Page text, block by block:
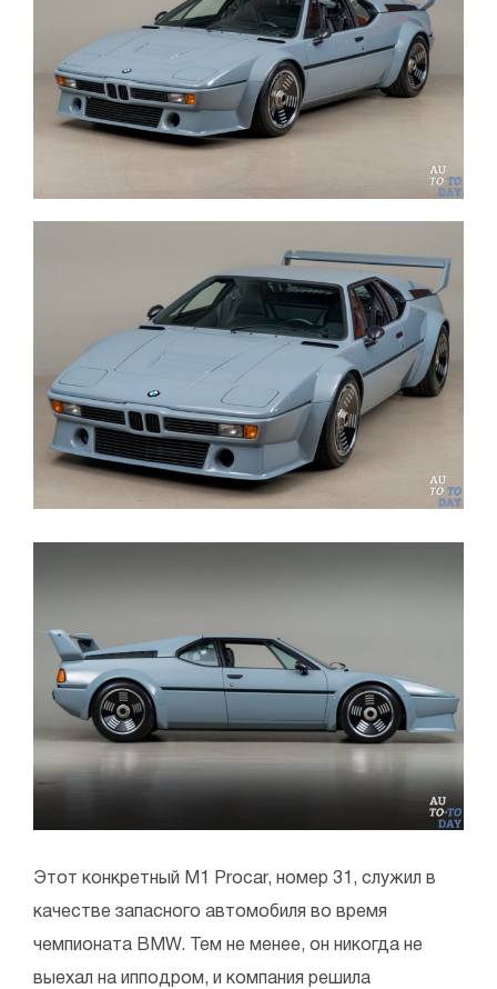
Этот конкретный M1 Procar, номер 31, служил в
качестве запасного автомобиля во время
чемпионата BMW. Тем не менее, он никогда не
выехал на ипподром, и компания решила